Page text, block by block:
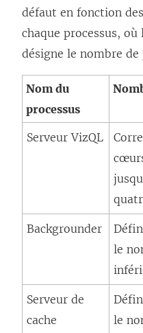
défaut en fonction
chaque processus,
désigne le nombre de
Nom du
processus
Serveur VizQL
Backgrounder
le
Serveur de
cache
le